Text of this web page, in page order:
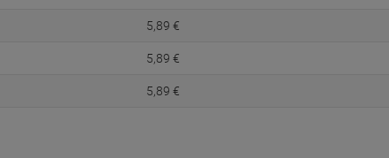
5, 89 €
5, 89 €
5, 89 €